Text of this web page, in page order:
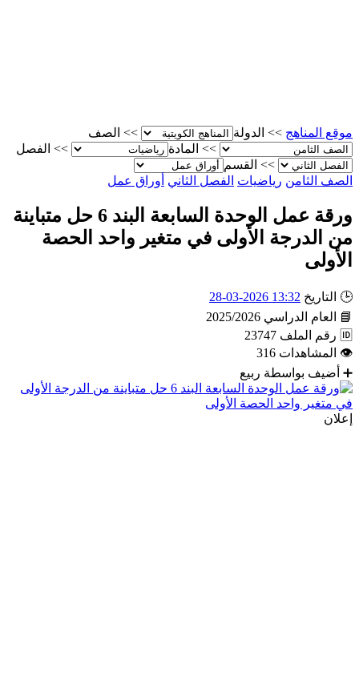
موقع المناهج >> الدولة >>
الصف
>>
المادة >>
الفصل
>>
القسم
الصف الثامن رياضيات الفصل الثاني أوراق عمل
ورقة عمل الوحدة السابعة البند 6 حل متباينة
من الدرجة الأولى في متغير واحد الحصة
الأولى
🕒 التاريخ 13:32 2026-03-28
📘
العام الدراسي 2025/2026
🆔 رقم الملف 23747
👁
المشاهدات 316
➕
أضيف بواسطة ربيع
إعلان